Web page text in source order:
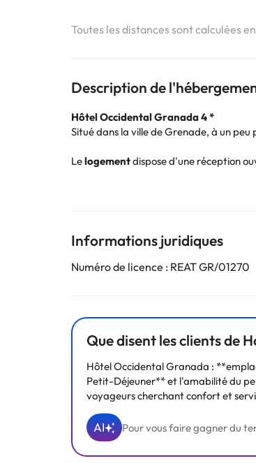
Toutes les distances sont calculées
Description de
Hôtel Occidental Granada 4 *
Situé dans la ville de Grenade, à un
Lelogementdispose d'une réception
Il compte 141chambres . Les chambres
chauffage, une connexion Wi-Fi
sont susceptibles d’être modifiées par
Informations juridiques
Numéro de licence : REAT GR/01270
Que disent les clients de
Hôtel Occidental Granada :
Petit-Déjeuner** et l'amabilité du
voyageurs cherchant confort et
AI Pour vous faire gagner du